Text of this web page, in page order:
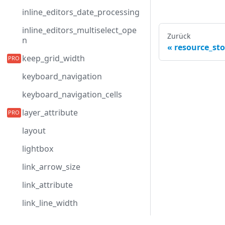
inline_editors_date_processing
inline_editors_multiselect_ope
n
keep_grid_width
keyboard_navigation
keyboard_navigation_cells
layer_attribute
layout
lightbox
link_arrow_size
link_attribute
link_line_width
Zurück